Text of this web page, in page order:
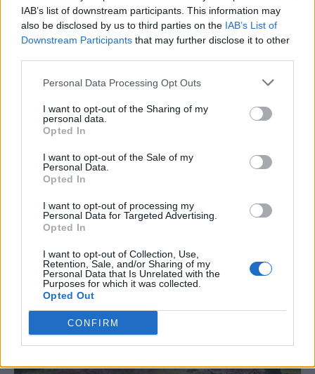
IAB’s list of downstream participants. This information may
also be disclosed by us to third parties on the IAB’s List of
Downstream Participants that may further disclose it to other
Personal Data Processing Opt Outs
I want to opt-out of the Sharing of my
personal data.
Opted In
I want to opt-out of the Sale of my
Personal Data.
Opted In
I want to opt-out of processing my
Personal Data for Targeted Advertising.
Opted In
I want to opt-out of Collection, Use,
Retention, Sale, and/or Sharing of my
Personal Data that Is Unrelated with the
Purposes for which it was collected.
Opted Out
CONFIRM
Ο Κ.Μητσοτάκης επισκέφθηκε
τα έργα ανάπλασης της
δεκαετιών σήμερα έχει γίνει
πραγματικότητα»
στην πολιτιστική συνεργασία